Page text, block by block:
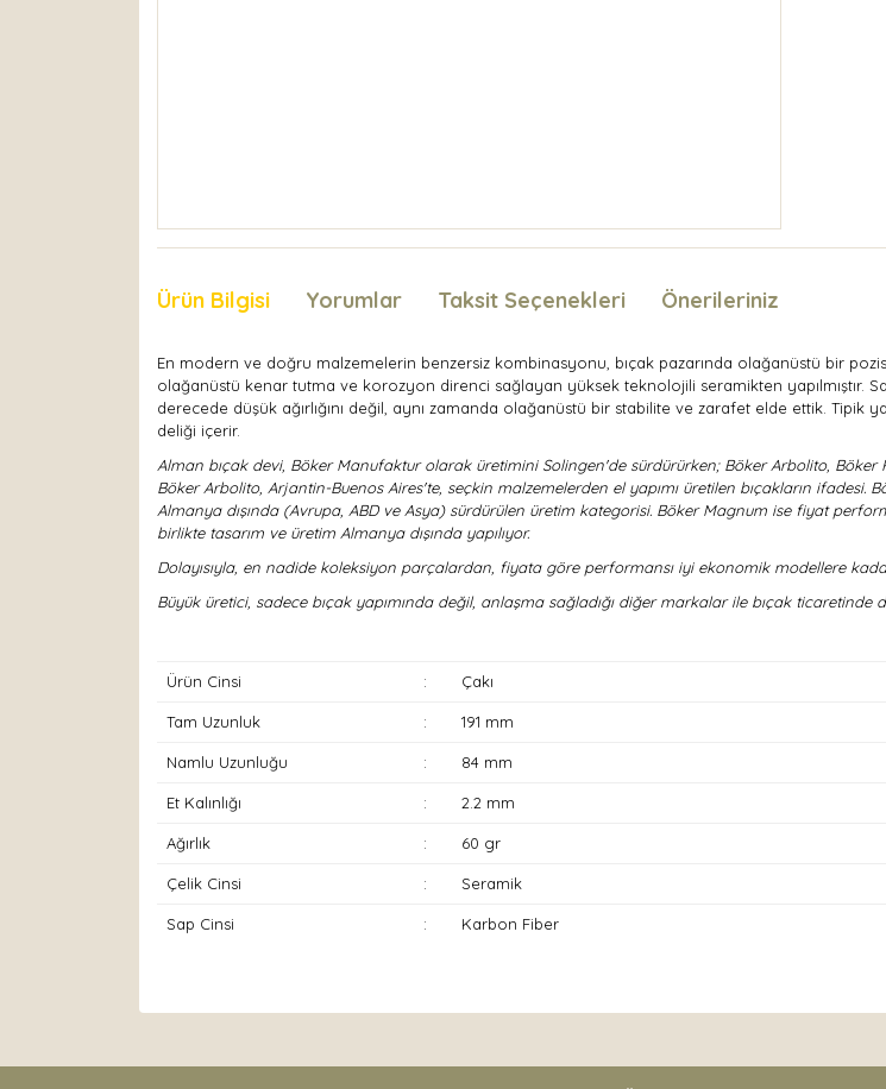
Ürün Bilgisi Yorumlar Taksit Seçenekleri Önerileriniz
En modern ve doğru malzemelerin benzersiz kombinasyonu, bıçak pazarında olağanüstü bir
olağanüstü kenar tutma ve korozyon direnci sağlayan yüksek teknolojili seramikten yapılmıştır.
derecede düşük ağırlığını değil, aynı zamanda olağanüstü bir stabilite ve zarafet elde ettik. Tipik
deliği içerir.
Alman bıçak devi, Böker Manufaktur olarak üretimini Solingen'de sürdürürken; Böker Arbolito,
Böker Arbolito, Arjantin-Buenos Aires'te, seçkin malzemelerden el yapımı üretilen bıçakların ifadesi.
Almanya dışında (Avrupa, ABD ve Asya) sürdürülen üretim kategorisi. Böker Magnum ise fiyat
birlikte tasarım ve üretim Almanya dışında yapılıyor.
Dolayısıyla, en nadide koleksiyon parçalardan, fiyata göre performansı iyi ekonomik modellere
Büyük üretici, sadece bıçak yapımında değil, anlaşma sağladığı diğer markalar ile bıçak ticaretinde
Ürün Cinsi : Çakı
Tam Uzunluk : 191 mm
Namlu Uzunluğu : 84 mm
Et Kalınlığı : 2.2 mm
Ağırlık : 60 gr
Çelik Cinsi : Seramik
Sap Cinsi : Karbon Fiber